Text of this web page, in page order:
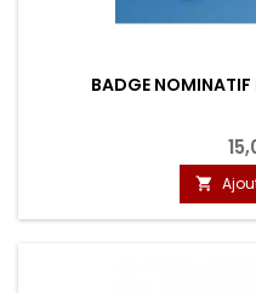
BADGE NOMINATIF
